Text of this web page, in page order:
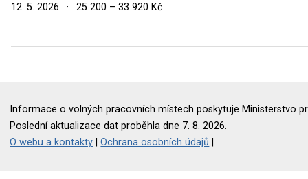
12. 5. 2026
· 25 200 – 33 920 Kč
Informace o volných pracovních místech poskytuje Ministerstvo
Poslední aktualizace dat proběhla dne 7. 8. 2026.
O webu a kontakty |Ochrana osobních údajů